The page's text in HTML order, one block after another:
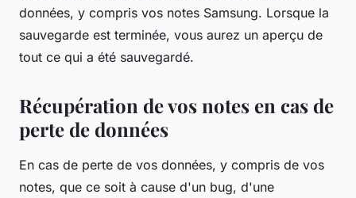
données, y compris vos notes Samsung. Lorsque la
sauvegarde est terminée, vous aurez un aperçu de
tout ce qui a été sauvegardé.
Récupération de vos notes en cas de
perte de données
En cas de perte de vos données, y compris de vos
notes, que ce soit à cause d'un bug, d'une